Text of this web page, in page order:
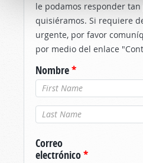
le podamos responder
quisiéramos. Si requiere
urgente, por favor
por medio del enlace
Nombre*
Apellido*
Correo
electrónico*